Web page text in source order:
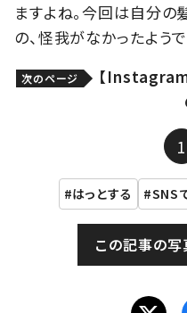
ますよね。今回は自分の
の、怪我がなかったよう
次のページ
【
1
はっとする SNS
この記事の写